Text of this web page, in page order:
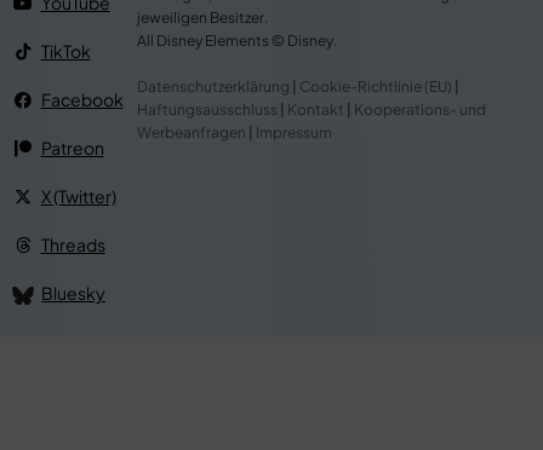
TikTok
Facebook
Patreon
X (Twitter)
Threads
Bluesky
jeweiligen Besitzer.
All Disney Elements © Disney.
Datenschutzerklärung Cookie-Richtlinie (EU)
Haftungsausschluss
Kontakt
Kooperations- und
Werbeanfragen
Impressum